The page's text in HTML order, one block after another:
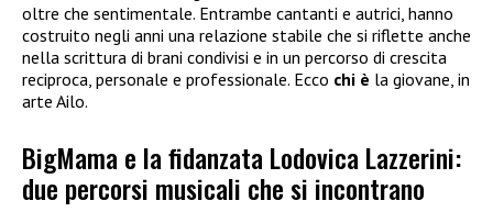
oltre che sentimentale. Entrambe cantanti e autrici, hanno
costruito negli anni una relazione stabile che si riflette anche
nella scrittura di brani condivisi e in un percorso di crescita
reciproca, personale e professionale. Ecco chi è la giovane, in
arte Ailo.
BigMama e la fidanzata Lodovica Lazzerini:
due percorsi musicali che si incontrano